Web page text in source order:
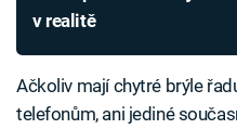
v realitě
Ačkoliv mají chytré brýle
telefonům, ani jediné